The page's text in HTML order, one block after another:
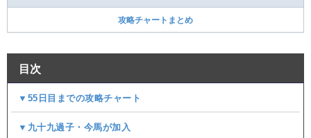
攻略チャートまとめ
目次
▼55日目までの攻略チャート
▼九十九過子・今馬が加入